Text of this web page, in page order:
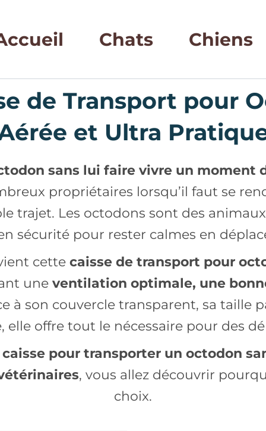
Chats Chiens
de Transport pour
et Ultra
sans lui faire vivre un moment
propriétaires lorsqu’il faut se
trajet. Les octodons sont des
sécurité pour rester calmes en
cette caisse de transport pour
une ventilation optimale, une
à son couvercle transparent, sa taille
offre tout le nécessaire pour des
pour transporter un octodon
, vous allez découvrir
choix.